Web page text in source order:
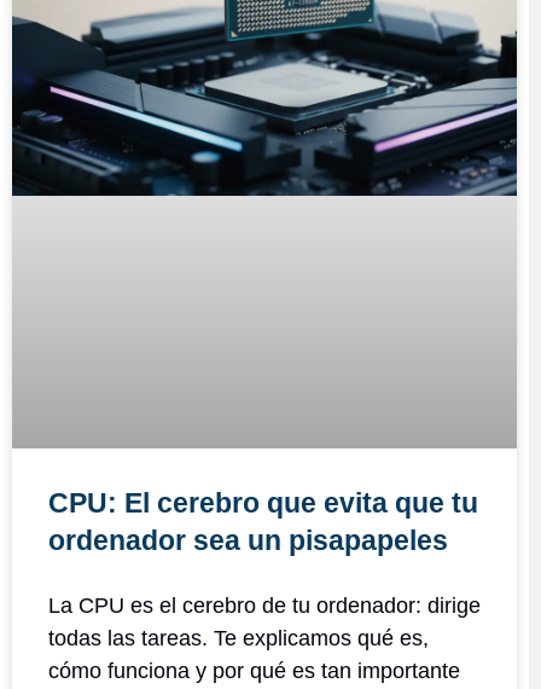
CPU: El cerebro que evita que tu
ordenador sea un pisapapeles
La CPU es el cerebro de tu ordenador: dirige
todas las tareas. Te explicamos qué es,
cómo funciona y por qué es tan importante